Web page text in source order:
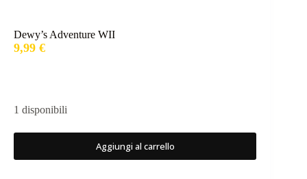
Dewy’s Adventure WII
9,99 €
1 disponibili
Aggiungi al carrello